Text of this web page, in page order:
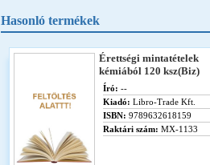
Hasonló termékek
Érettségi mintatételek
kémiából 120 ksz(Biz)
Író: --
Kiadó: Libro-Trade Kft.
ISBN: 9789632618159
Raktári szám: MX-1133